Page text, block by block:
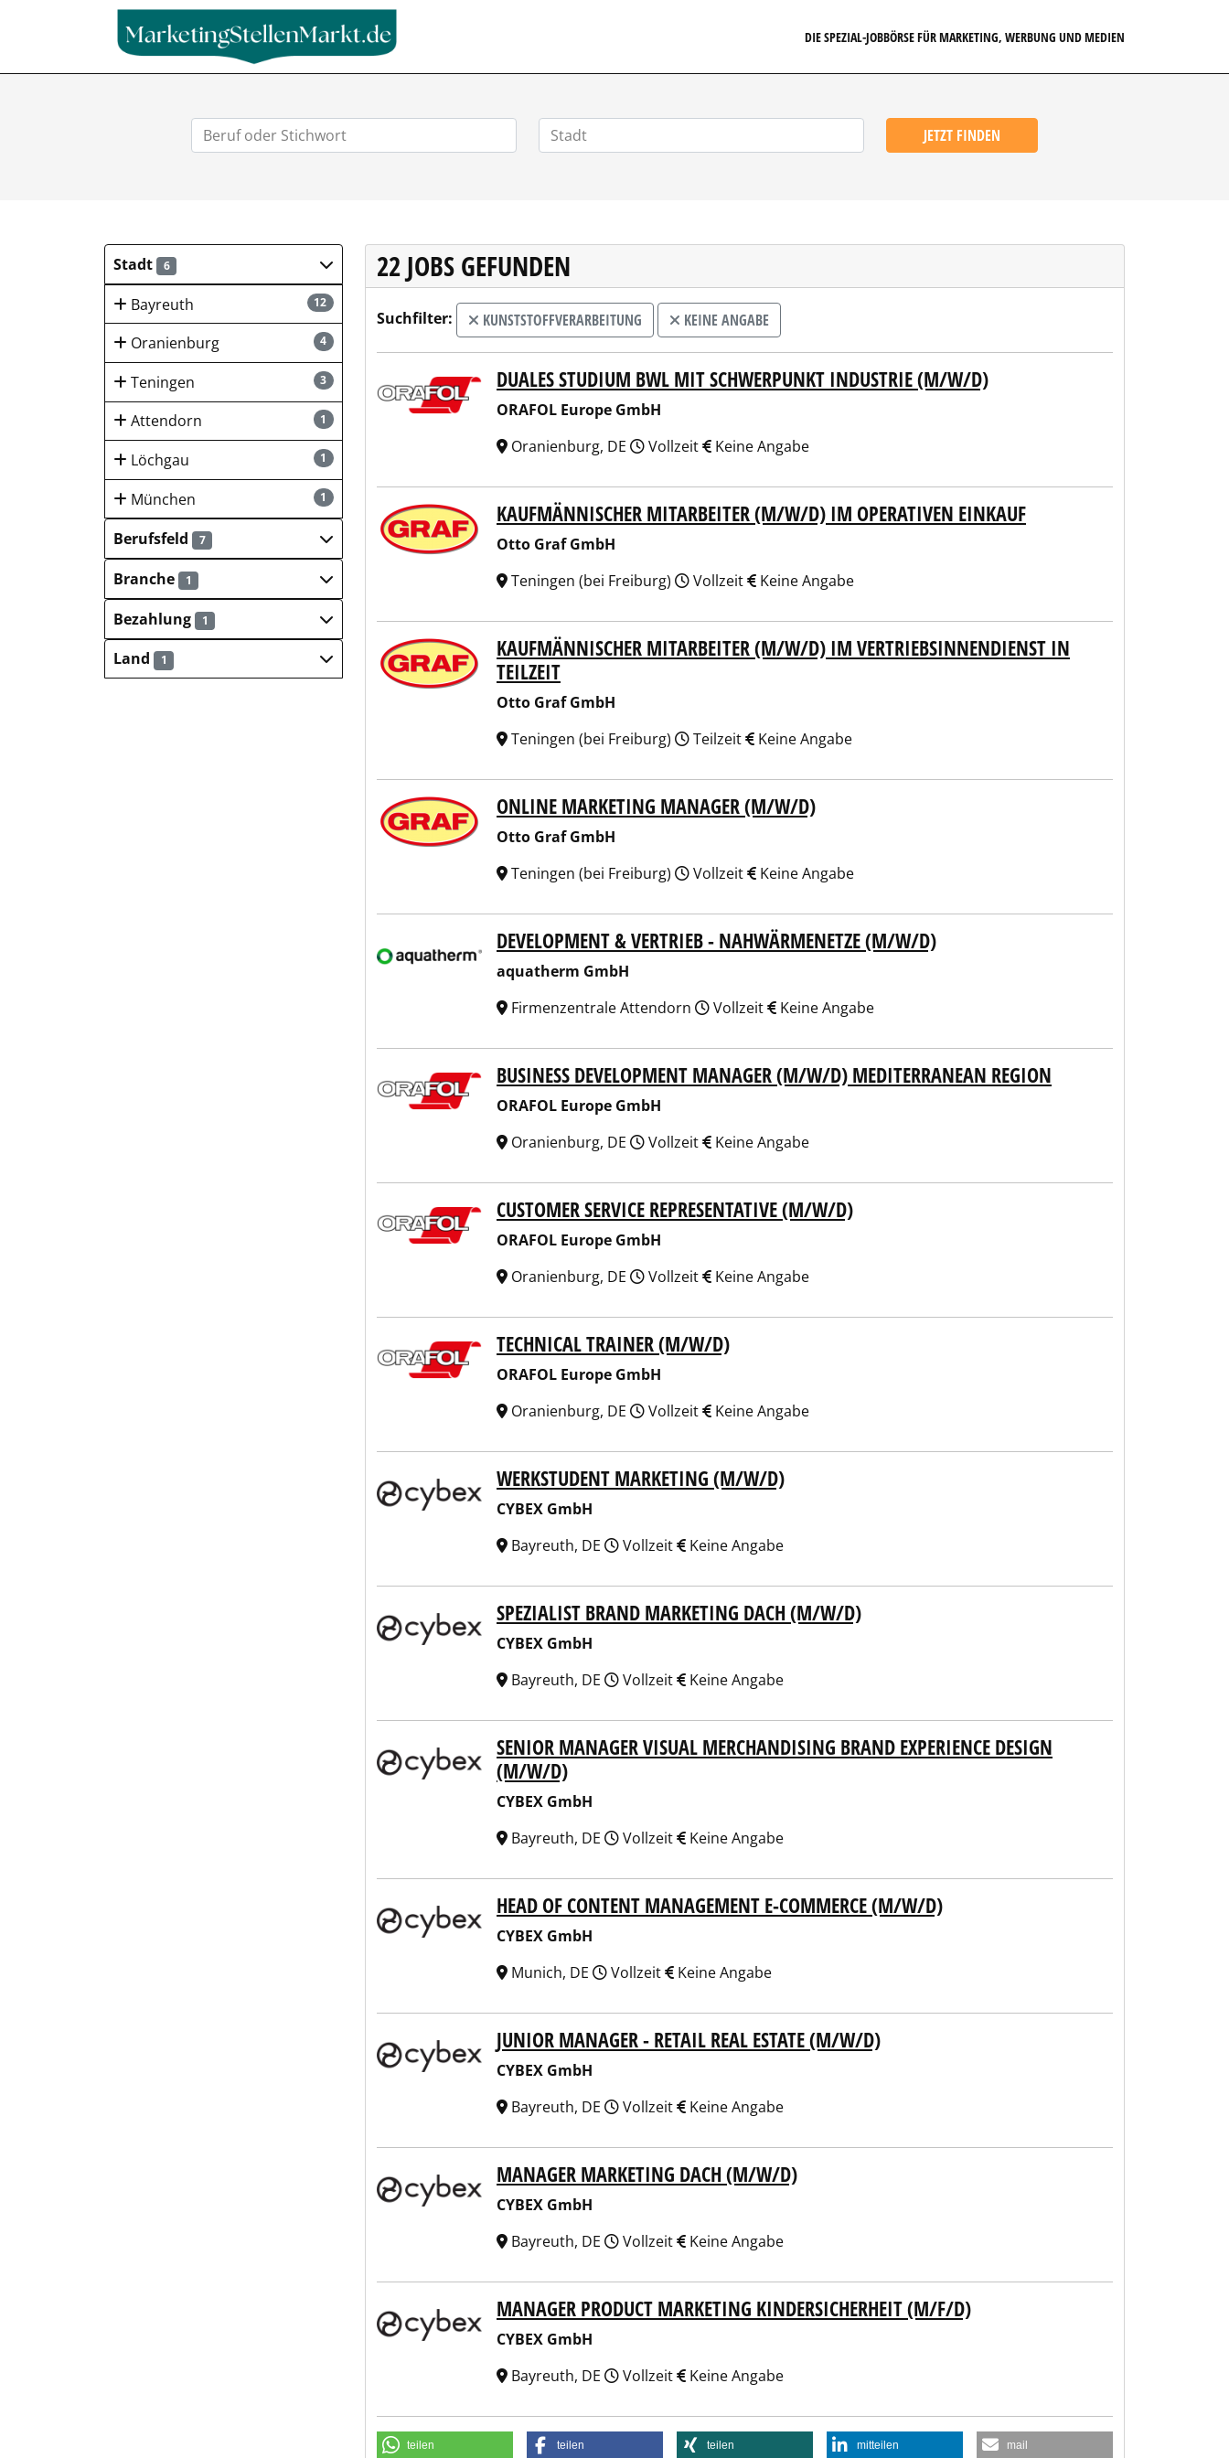
DIE SPEZIAL-JOBBÖRSE FÜR MARKETING, WERBUNG UND MEDIEN
JETZT FINDEN
Stadt 6
12
Bayreuth
4
Oranienburg
3
Teningen
1
Attendorn
1
Löchgau
1
München
Berufsfeld
7
Branche 1
Bezahlung 1
Land 1
22 JOBS GEFUNDEN
Suchfilter: KUNSTSTOFFVERARBEITUNG KEINE ANGABE
ORAFOL Europe GmbHDUALES STUDIUM BWL MIT SCHWERPUNKT INDUSTRIE (M/W/D)
ORAFOL Europe GmbH
Oranienburg, DE
Vollzeit Keine Angabe
Otto Graf GmbH KAUFMÄNNISCHER MITARBEITER (M/W/D) IM OPERATIVEN EINKAUF
Otto Graf GmbH
Teningen (bei Freiburg)
Vollzeit Keine Angabe
Otto Graf GmbH
KAUFMÄNNISCHER MITARBEITER (M/W/D) IM VERTRIEBSINNENDIENST IN
TEILZEIT
Otto Graf GmbH
Teningen (bei Freiburg)
Teilzeit Keine Angabe
Otto Graf GmbH ONLINE MARKETING MANAGER (M/W/D)
Otto Graf GmbH
Teningen (bei Freiburg)
Vollzeit Keine Angabe
aquatherm GmbHDEVELOPMENT & VERTRIEB - NAHWÄRMENETZE (M/W/D)
aquatherm GmbH
Firmenzentrale Attendorn
Vollzeit Keine Angabe
ORAFOL Europe GmbHBUSINESS DEVELOPMENT MANAGER (M/W/D) MEDITERRANEAN REGION
ORAFOL Europe GmbH
Oranienburg, DE
Vollzeit Keine Angabe
ORAFOL Europe GmbHCUSTOMER SERVICE REPRESENTATIVE (M/W/D)
ORAFOL Europe GmbH
Oranienburg, DE
Vollzeit Keine Angabe
ORAFOL Europe GmbHTECHNICAL TRAINER (M/W/D)
ORAFOL Europe GmbH
Oranienburg, DE
Vollzeit Keine Angabe
CYBEX GmbH WERKSTUDENT MARKETING (M/W/D)
CYBEX GmbH
Bayreuth, DE
Vollzeit Keine Angabe
CYBEX GmbH SPEZIALIST BRAND MARKETING DACH (M/W/D)
CYBEX GmbH
Bayreuth, DE
Vollzeit Keine Angabe
CYBEX GmbH
SENIOR MANAGER VISUAL MERCHANDISING BRAND EXPERIENCE DESIGN
(M/W/D)
CYBEX GmbH
Bayreuth, DE
Vollzeit Keine Angabe
CYBEX GmbH HEAD OF CONTENT MANAGEMENT E-COMMERCE (M/W/D)
CYBEX GmbH
Munich, DE
Vollzeit Keine Angabe
CYBEX GmbH JUNIOR MANAGER - RETAIL REAL ESTATE (M/W/D)
CYBEX GmbH
Bayreuth, DE
Vollzeit Keine Angabe
CYBEX GmbH MANAGER MARKETING DACH (M/W/D)
CYBEX GmbH
Bayreuth, DE
Vollzeit Keine Angabe
CYBEX GmbH MANAGER PRODUCT MARKETING KINDERSICHERHEIT (M/F/D)
CYBEX GmbH
Bayreuth, DE
Vollzeit Keine Angabe
teilen teilen teilen mitteilen mail